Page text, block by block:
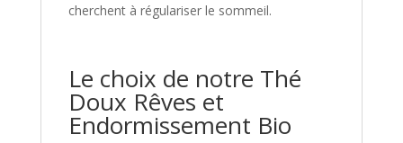
cherchent à régulariser le sommeil.
Le choix de notre Thé
Doux Rêves et
Endormissement Bio